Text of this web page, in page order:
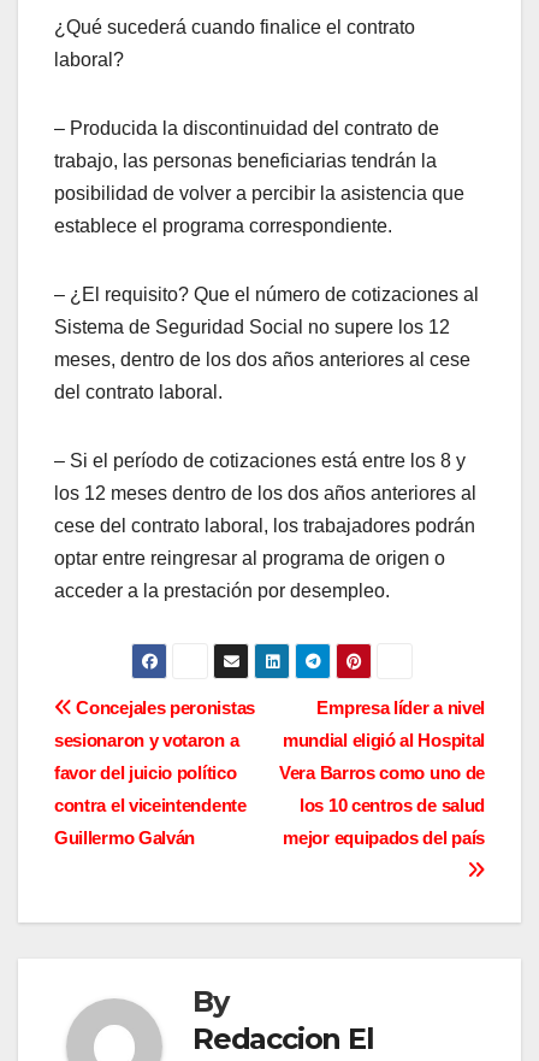
¿Qué sucederá cuando finalice el contrato
laboral?
– Producida la discontinuidad del contrato de
trabajo, las personas beneficiarias tendrán la
posibilidad de volver a percibir la asistencia que
establece el programa correspondiente.
– ¿El requisito? Que el número de cotizaciones al
Sistema de Seguridad Social no supere los 12
meses, dentro de los dos años anteriores al cese
del contrato laboral.
– Si el período de cotizaciones está entre los 8 y
los 12 meses dentro de los dos años anteriores al
cese del contrato laboral, los trabajadores podrán
optar entre reingresar al programa de origen o
acceder a la prestación por desempleo.
N
a
v
g
c
Empresa líder a nivel
mundial eligió al Hospital
Vera Barros como uno de
los 10 centros de salud
mejor equipados del país
Concejales peronistas
sesionaron y votaron a
favor del juicio político
contra el viceintendente
Guillermo Galván
By
Redaccion El